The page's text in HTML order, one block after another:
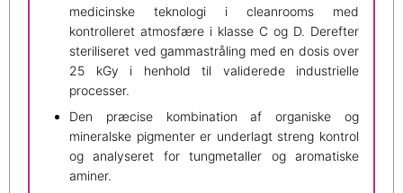
medicinske teknologi i cleanrooms med
kontrolleret atmosfære i klasse C og D. Derefter
steriliseret ved gammastråling med en dosis over
25 kGy i henhold til validerede industrielle
processer.
Den præcise kombination af organiske og
mineralske pigmenter er underlagt streng kontrol
og analyseret for tungmetaller og aromatiske
aminer.